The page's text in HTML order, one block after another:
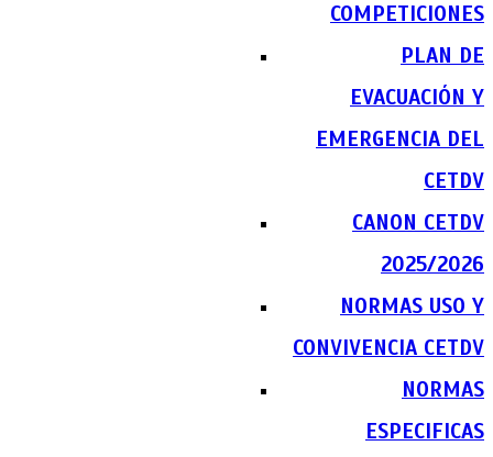
COMPETICIONES
PLAN DE
EVACUACIÓN Y
EMERGENCIA DEL
CETDV
CANON CETDV
2025/2026
NORMAS USO Y
CONVIVENCIA CETDV
NORMAS
ESPECIFICAS